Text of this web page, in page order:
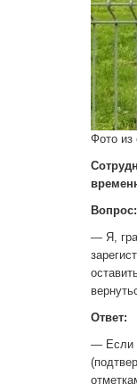
Фото из
Вопрос:
— Я,
Ответ:
— Если